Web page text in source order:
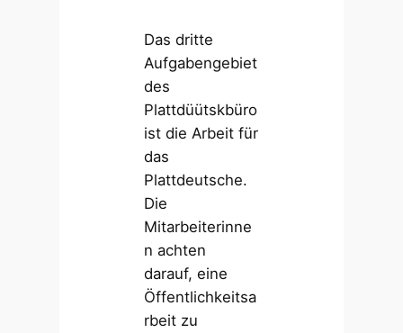
Das dritte
Aufgabengebiet
des
Plattdüütskbüro
ist die Arbeit für
das
Plattdeutsche.
Die
Mitarbeiterinne
n achten
darauf, eine
Öffentlichkeitsa
rbeit zu